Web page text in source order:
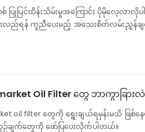
ပြုပြင်ထိန်းသိမ်းမှုအကြောင်း ပိုမိုလေ့လ
ည်ရန် ကူညီပေးမည့် အသေးစိတ်လမ်းညွှန်ခ
Oil Filter တွေ ဘာကွာ
oil filter တွေကို ရွေးချယ်ရမှန်းမသိ ဖ
ချက်တွေကို ဖော်ပြပေးလိုက်ပါတယ်။